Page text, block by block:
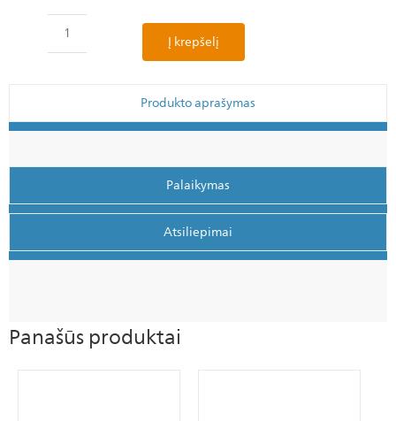
Į krepšelį
Produkto aprašymas
Palaikymas
Atsiliepimai
Panašūs produktai